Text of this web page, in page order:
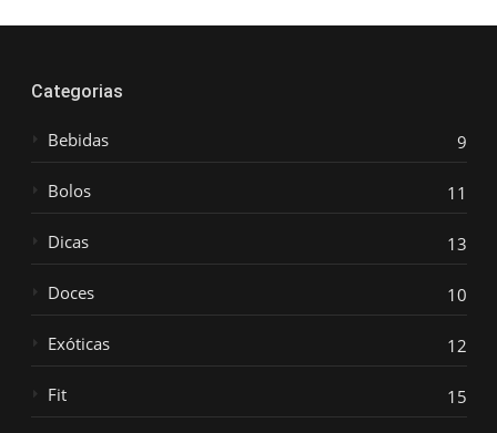
Categorias
Bebidas 9
Bolos 11
Dicas 13
Doces 10
Exóticas 12
Fit 15